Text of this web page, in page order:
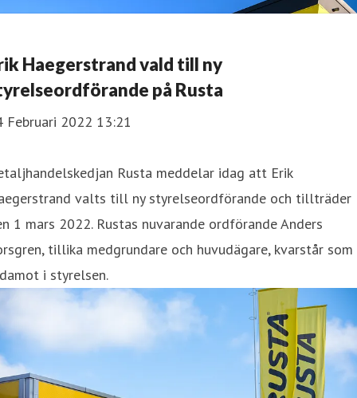
Haegerstrand vald till ny
på Rusta
Februari 2022 13:21
Rusta meddelar idag att Erik
valts till ny styrelseordförande och tillträder
1 mars 2022. Rustas nuvarande ordförande Anders
tillika medgrundare och huvudägare, kvarstår som
i styrelsen.